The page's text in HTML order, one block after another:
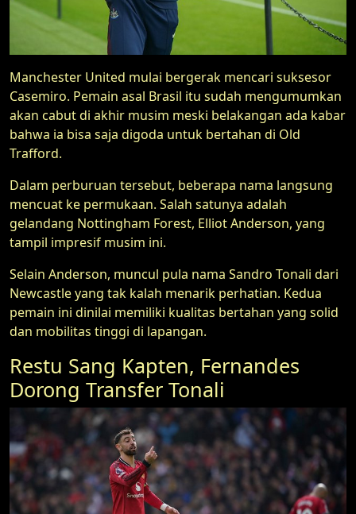
Manchester United mulai bergerak mencari suksesor
Casemiro. Pemain asal Brasil itu sudah mengumumkan
akan cabut di akhir musim meski belakangan ada kabar
bahwa ia bisa saja digoda untuk bertahan di Old
Trafford.
Dalam perburuan tersebut, beberapa nama langsung
mencuat ke permukaan. Salah satunya adalah
gelandang Nottingham Forest, Elliot Anderson, yang
tampil impresif musim ini.
Selain Anderson, muncul pula nama Sandro Tonali dari
Newcastle yang tak kalah menarik perhatian. Kedua
pemain ini dinilai memiliki kualitas bertahan yang solid
dan mobilitas tinggi di lapangan.
Restu Sang Kapten, Fernandes
Dorong Transfer Tonali